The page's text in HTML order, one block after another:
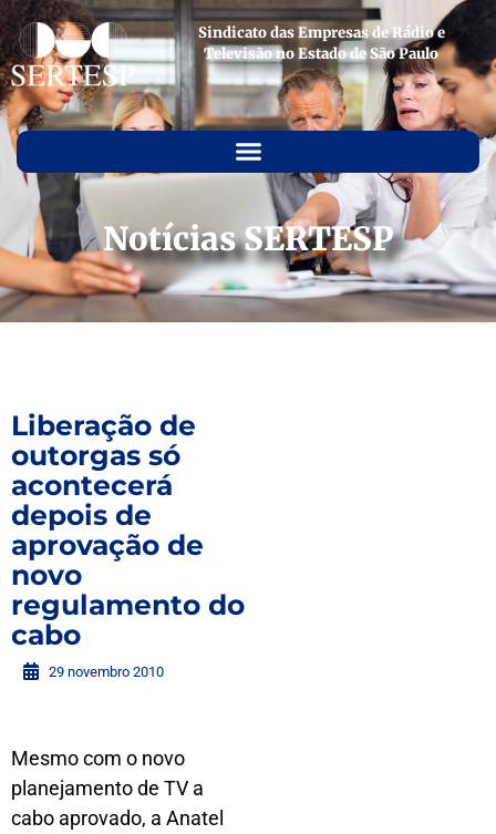
Sindicato das Empresas de Rádio e
Televisão no Estado de São Paulo
Notícias SERTESP
Liberação de
outorgas só
acontecerá
depois de
aprovação de
novo
regulamento do
cabo
29 novembro 2010
Mesmo com o novo
planejamento de TV a
cabo aprovado, a Anatel